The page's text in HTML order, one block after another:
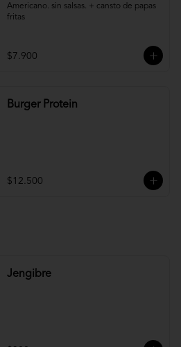
Americano. sin salsas. + cansto de papas
fritas
$7.900
Burger Protein
$12.500
Jengibre